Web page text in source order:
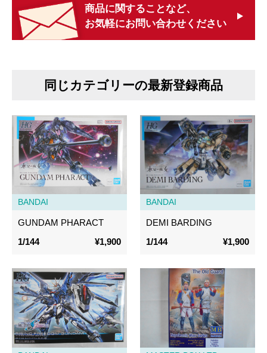
商品に関することなど、
お気軽にお問い合わせください
同じカテゴリーの最新登録商品
BANDAI
GUNDAM PHARACT
1/144
¥1,900
BANDAI
DEMI BARDING
1/144
¥1,900